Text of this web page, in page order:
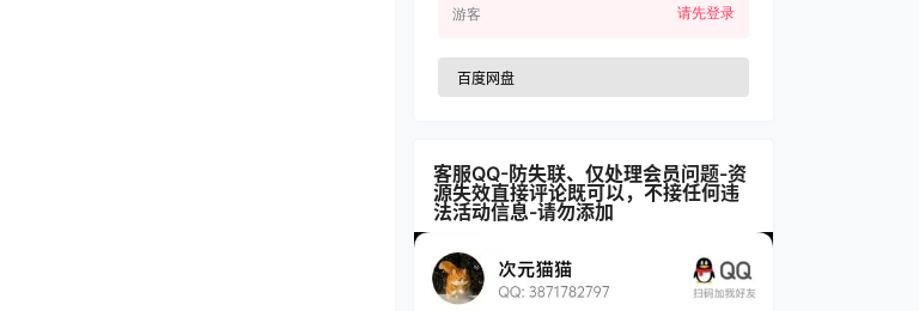
游客 请先登录
百度网盘
客服QQ-防失联、仅处理会员问题-资
源失效直接评论既可以，不接任何违
法活动信息-请勿添加